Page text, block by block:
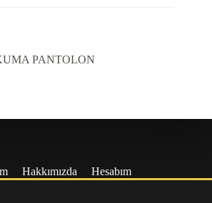
PANTOLON
Hakkımızda
Hesabım